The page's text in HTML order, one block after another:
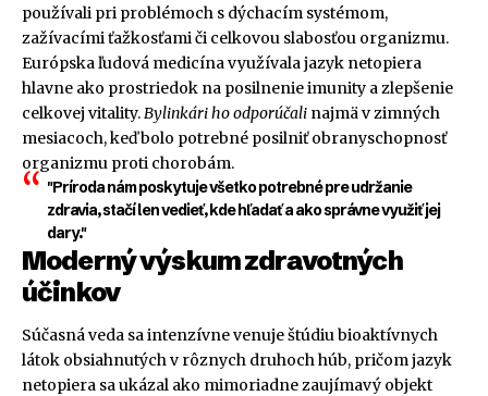
používali pri problémoch s dýchacím systémom,
zažívacími ťažkosťami či celkovou slabosťou organizmu.
Európska ľudová medicína využívala jazyk netopiera
hlavne ako prostriedok na posilnenie imunity a zlepšenie
celkovej vitality.Bylinkári ho odporúčali najmä v zimných
mesiacoch, keď bolo potrebné posilniť obranyschopnosť
organizmu proti chorobám.
"Príroda nám poskytuje všetko potrebné pre udržanie
zdravia, stačí len vedieť, kde hľadať a ako správne využiť jej
dary."
Moderný výskum zdravotných
účinkov
Súčasná veda sa intenzívne venuje štúdiu bioaktívnych
látok obsiahnutých v rôznych druhoch húb, pričom jazyk
netopiera sa ukázal ako mimoriadne zaujímavý objekt